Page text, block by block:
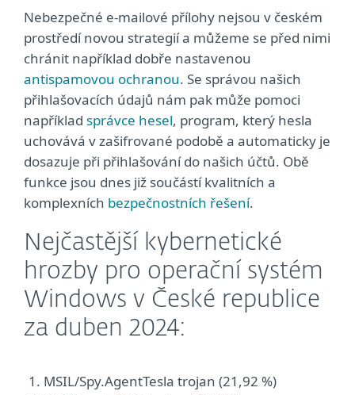
Nebezpečné e-mailové přílohy nejsou v českém
prostředí novou strategií a můžeme se před nimi
chránit například dobře nastavenou
antispamovou ochranou. Se správou našich
přihlašovacích údajů nám pak může pomoci
například správce hesel, program, který hesla
uchovává v zašifrované podobě a automaticky je
dosazuje při přihlašování do našich účtů. Obě
funkce jsou dnes již součástí kvalitních a
komplexních bezpečnostních řešení.
Nejčastější kybernetické
hrozby pro operační systém
Windows v České republice
za duben 2024:
MSIL/Spy.AgentTesla trojan (21,92 %)